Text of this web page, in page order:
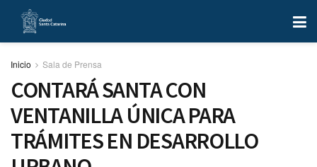
Inicio Sala de Prensa
CONTARÁ SANTA CON
VENTANILLA ÚNICA PARA
TRÁMITES EN DESARROLLO